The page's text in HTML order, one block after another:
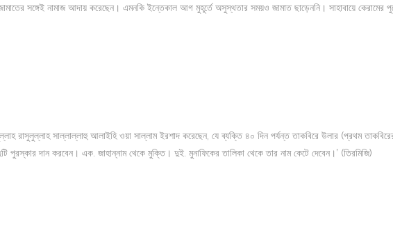
সঙ্গেই নামাজ আদায় করেছেন। এমনকি ইন্তেকাল আগ মুহূর্তে অসুস্থতার সময়ও জামাত ছাড়েননি। সাহাবায়ে কেরামের
রাসুলুল্লাহ সাল্লাল্লাহু আলাইহি ওয়া সাল্লাম ইরশাদ করেছেন, যে ব্যক্তি ৪০ দিন পর্যন্ত তাকবিরে উলার (প্রথম
পুরস্কার দান করবেন। এক. জাহান্নাম থেকে মুক্তি। দুই. মুনাফিকের তালিকা থেকে তার নাম কেটে দেবেন।’ (তিরমিজি)